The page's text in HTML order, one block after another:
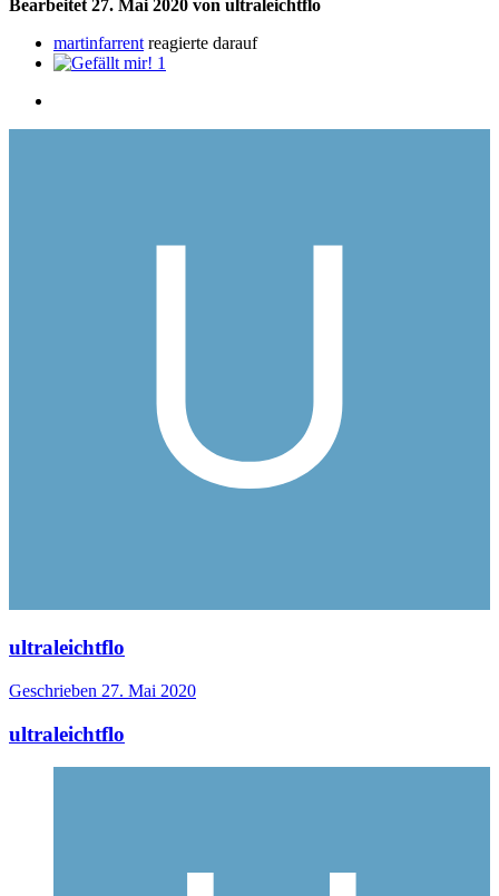
Bearbeitet 27. Mai 2020 von ultraleichtflo
martinfarrent reagierte darauf
1
ultraleichtflo
Geschrieben 27. Mai 2020
ultraleichtflo